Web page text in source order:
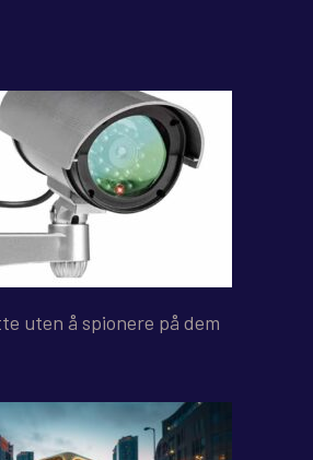
uten å spionere på dem